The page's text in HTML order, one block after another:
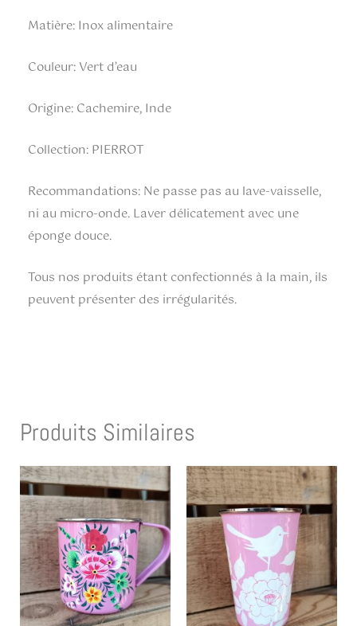
Matière: Inox alimentaire
Couleur: Vert d’eau
Origine: Cachemire, Inde
Collection: PIERROT
Recommandations: Ne passe pas au lave-vaisselle,
ni au micro-onde. Laver délicatement avec une
éponge douce.
Tous nos produits étant confectionnés à la main, ils
peuvent présenter des irrégularités.
Produits Similaires